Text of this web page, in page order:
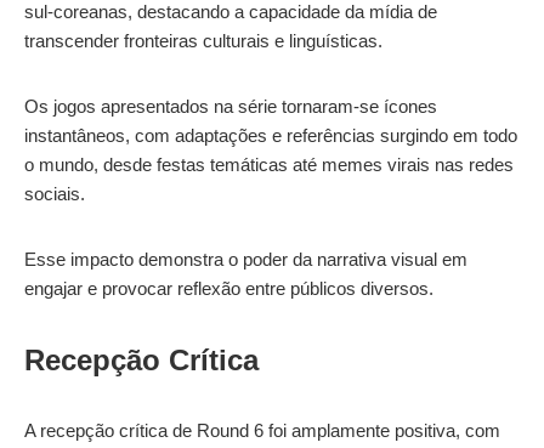
sul-coreanas, destacando a capacidade da mídia de
transcender fronteiras culturais e linguísticas.
Os jogos apresentados na série tornaram-se ícones
instantâneos, com adaptações e referências surgindo em todo
o mundo, desde festas temáticas até memes virais nas redes
sociais.
Esse impacto demonstra o poder da narrativa visual em
engajar e provocar reflexão entre públicos diversos.
Recepção Crítica
A recepção crítica de Round 6 foi amplamente positiva, com